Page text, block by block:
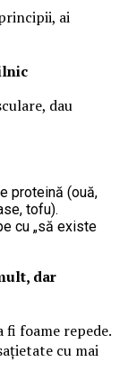
ai
dau
proteină (ouă,
tofu).
cu „să existe
dar
fi foame repede.
cu mai